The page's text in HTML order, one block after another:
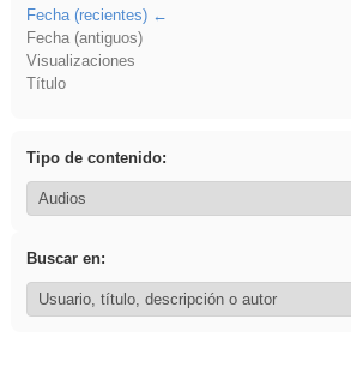
Fecha (recientes)
Fecha (antiguos)
Visualizaciones
Título
Tipo de contenido:
Buscar en: